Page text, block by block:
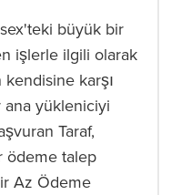
büyük bir
işlerle ilgili olarak
karşı
ana yükleniciyi
Taraf,
ödeme talep
Az Ödeme